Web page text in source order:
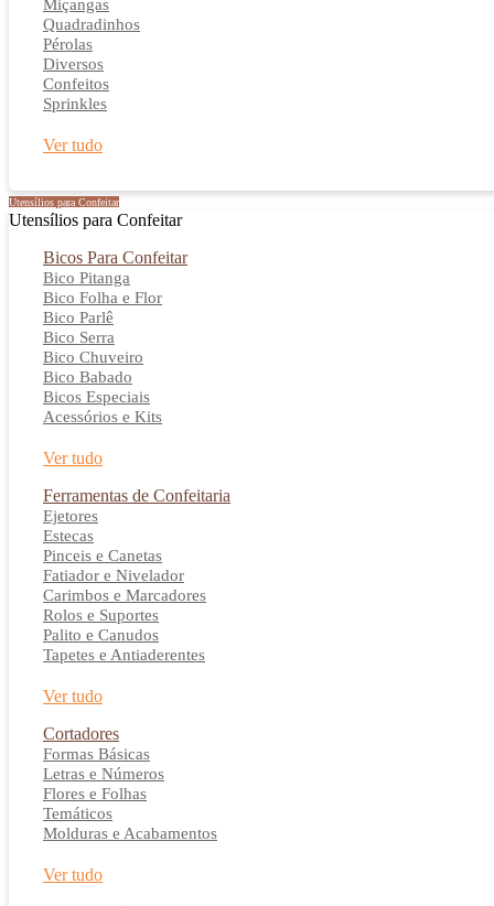
Miçangas
Quadradinhos
Pérolas
Diversos
Confeitos
Sprinkles
Ver tudo
Utensílios para Confeitar
Utensílios para Confeitar
Bicos Para Confeitar
Bico Pitanga
Bico Folha e Flor
Bico Parlê
Bico Serra
Bico Chuveiro
Bico Babado
Bicos Especiais
Acessórios e Kits
Ver tudo
Ferramentas de Confeitaria
Ejetores
Estecas
Pinceis e Canetas
Fatiador e Nivelador
Carimbos e Marcadores
Rolos e Suportes
Palito e Canudos
Tapetes e Antiaderentes
Ver tudo
Cortadores
Formas Básicas
Letras e Números
Flores e Folhas
Temáticos
Molduras e Acabamentos
Ver tudo